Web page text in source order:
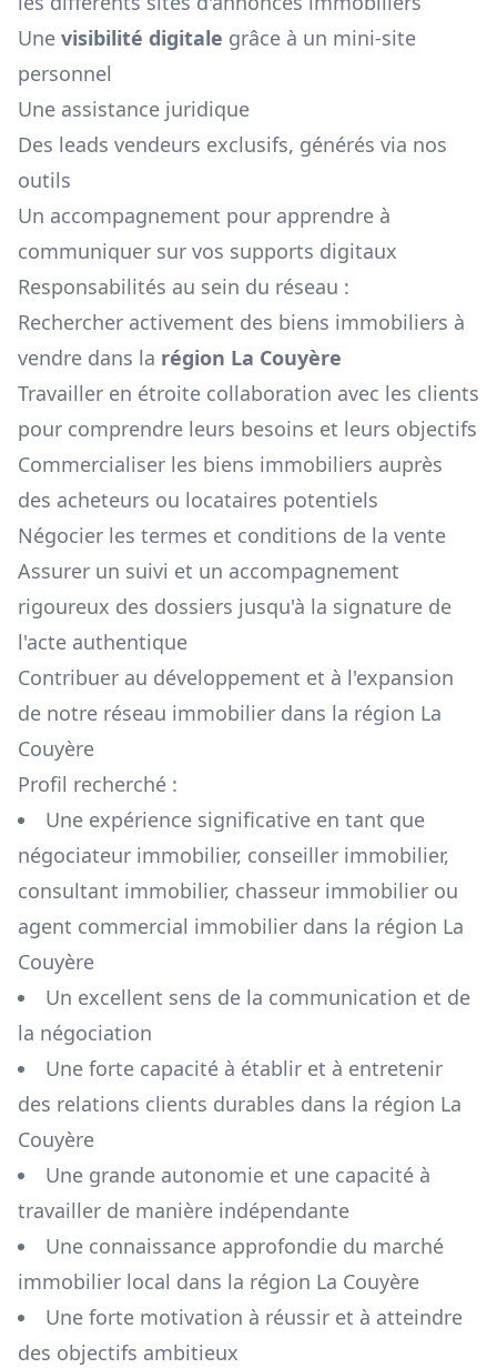
Une visibilité digitale grâce à un mini-site
personnel
Une assistance juridique
Des leads vendeurs exclusifs, générés via nos
outils
Un accompagnement pour apprendre à
communiquer sur vos supports digitaux
Responsabilités au sein du réseau :
Rechercher activement des biens immobiliers à
vendre dans la région La Couyère
Travailler en étroite collaboration avec les clients
pour comprendre leurs besoins et leurs objectifs
Commercialiser les biens immobiliers auprès
des acheteurs ou locataires potentiels
Négocier les termes et conditions de la vente
Assurer un suivi et un accompagnement
rigoureux des dossiers jusqu'à la signature de
l'acte authentique
Contribuer au développement et à l'expansion
de notre réseau immobilier dans la région La
Couyère
Profil recherché :
Une expérience significative en tant que
négociateur immobilier, conseiller immobilier,
consultant immobilier, chasseur immobilier ou
agent commercial immobilier dans la région La
Couyère
Un excellent sens de la communication et de
la négociation
Une forte capacité à établir et à entretenir
des relations clients durables dans la région La
Couyère
Une grande autonomie et une capacité à
travailler de manière indépendante
Une connaissance approfondie du marché
immobilier local dans la région La Couyère
Une forte motivation à réussir et à atteindre
des objectifs ambitieux